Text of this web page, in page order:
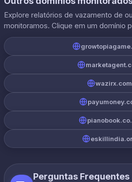
Explore relatórios de vazamento de
monitoramos. Clique em um domínio
wazirx.com
Perguntas Frequentes